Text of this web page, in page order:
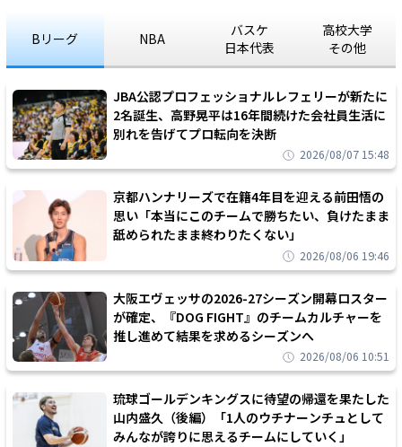
Bリーグ NBA
バスケ
日本代表
高校大学
その他
JBA公認プロフェッショナルレフェリーが新たに
2名誕生、高野晃平は16年間続けた会社員生活に
別れを告げてプロ転向を決断
2026/08/07 15:48
京都ハンナリーズで在籍4年目を迎える前田悟の
思い「本当にこのチームで勝ちたい、負けたまま
舐められたまま終わりたくない」
2026/08/06 19:46
大阪エヴェッサの2026-27シーズン開幕ロスター
が確定、『DOG FIGHT』のチームカルチャーを
推し進めて結果を求めるシーズンへ
2026/08/06 10:51
琉球ゴールデンキングスに待望の帰還を果たした
山内盛久（後編）「1人のウチナーンチュとして
みんなが誇りに思えるチームにしていく」